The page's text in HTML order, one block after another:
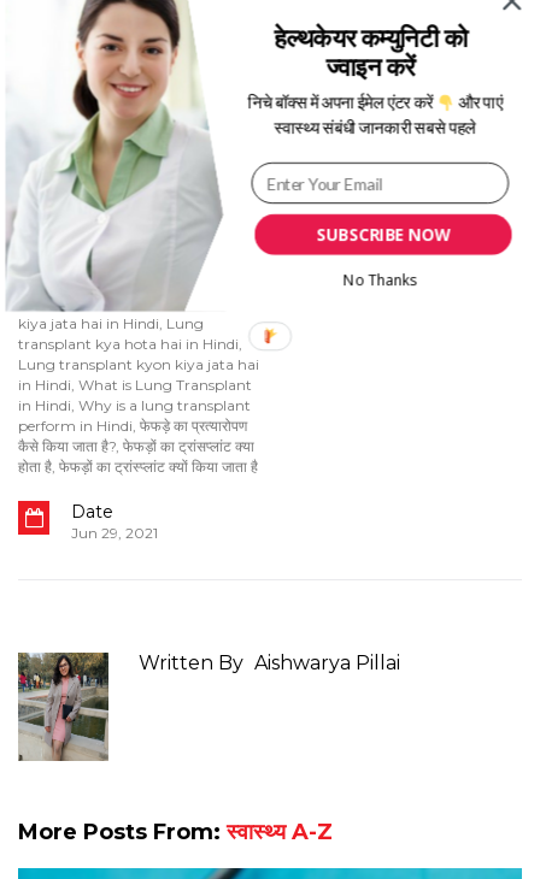
स्रोत की पुष्टि भी होती है।
Tags
How is a lung transplant perform
in Hindi ,Lung Transplant kaise
kiya jata hai in Hindi, Lung
transplant kya hota hai in Hindi,
Lung transplant kyon kiya jata hai
in Hindi, What is Lung Transplant
in Hindi, Why is a lung transplant
perform in Hindi, फेफड़े का प्रत्यारोपण
कैसे किया जाता है?, फेफड़ों का ट्रांसप्लांट क्या
होता है, फेफड़ों का ट्रांस्प्लांट क्यों किया जाता है
Category
स्वास्थ्य A-Z
Date
Jun 29, 2021
Written By Aishwarya Pillai
More Posts From:स्वास्थ्य A-Z
SUBSCRIBE NOW
हेल्थकेयर कम्युनिटी को
ज्वाइन करें
निचे बॉक्स में अपना ईमेल एंटर करें
और पाएं
स्वास्थ्य संबंधी जानकारी सबसे पहले
No Thanks